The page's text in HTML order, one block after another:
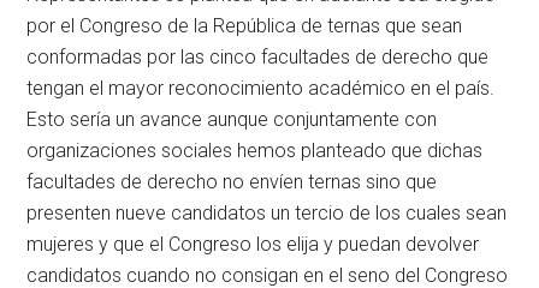
por el Congreso de la República de ternas que sean
conformadas por las cinco facultades de derecho que
tengan el mayor reconocimiento académico en el país.
Esto sería un avance aunque conjuntamente con
organizaciones sociales hemos planteado que dichas
facultades de derecho no envíen ternas sino que
presenten nueve candidatos un tercio de los cuales sean
mujeres y que el Congreso los elija y puedan devolver
candidatos cuando no consigan en el seno del Congreso